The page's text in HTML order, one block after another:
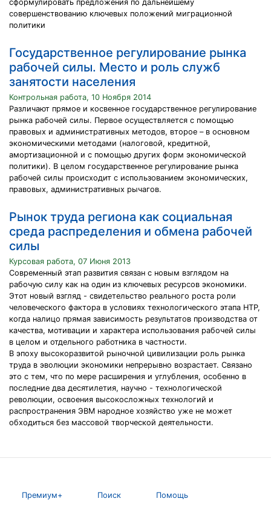
сформулировать предложения по дальнейшему
совершенствованию ключевых положений миграционной
политики
Государственное регулирование рынка
рабочей силы. Место и роль служб
занятости населения
Контрольная работа, 10 Ноября 2014
Различают прямое и косвенное государственное регулирование
рынка рабочей силы. Первое осуществляется с помощью
правовых и административных методов, второе – в основном
экономическими методами (налоговой, кредитной,
амортизационной и с помощью других форм экономической
политики). В целом государственное регулирование рынка
рабочей силы происходит с использованием экономических,
правовых, административных рычагов.
Рынок труда региона как социальная
среда распределения и обмена рабочей
силы
Курсовая работа, 07 Июня 2013
Современный этап развития связан с новым взглядом на
рабочую силу как на один из ключевых ресурсов экономики.
Этот новый взгляд - свидетельство реального роста роли
человеческого фактора в условиях технологического этапа НТР,
когда налицо прямая зависимость результатов производства от
качества, мотивации и характера использования рабочей силы
в целом и отдельного работника в частности.
В эпоху высокоразвитой рыночной цивилизации роль рынка
труда в эволюции экономики непрерывно возрастает. Связано
это с тем, что по мере расширения и углубления, особенно в
последние два десятилетия, научно - технологической
революции, освоения высокосложных технологий и
распространения ЭВМ народное хозяйство уже не может
обходиться без массовой творческой деятельности.
Премиум+ Поиск Помощь